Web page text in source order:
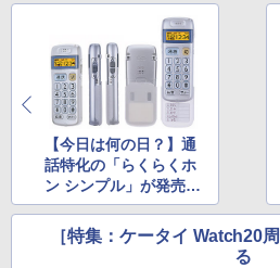
【今日は何の日？】通
話特化の「らくらくホ
ン シンプル」が発売さ
れた日
［特集：ケータイ Watch20
る